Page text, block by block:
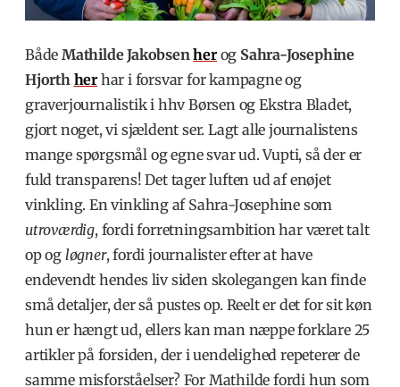
Både Mathilde Jakobsenherog Sahra-Josephine
Hjorth herhar i forsvar for kampagne og
graverjournalistik i hhv Børsen og Ekstra Bladet,
gjort noget, vi sjældent ser. Lagt alle journalistens
mange spørgsmål og egne svar ud. Vupti, så der er
fuld transparens! Det tager luften ud af enøjet
vinkling. En vinkling af Sahra-Josephine som
utroværdig, fordi forretningsambition har været talt
op og løgner, fordi journalister efter at have
endevendt hendes liv siden skolegangen kan finde
små detaljer, der så pustes op. Reelt er det for sit køn
hun er hængt ud, ellers kan man næppe forklare 25
artikler på forsiden, der i uendelighed repeterer de
samme misforståelser? For Mathilde fordi hun som